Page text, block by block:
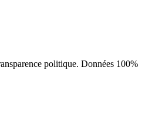
politique. Données 100%